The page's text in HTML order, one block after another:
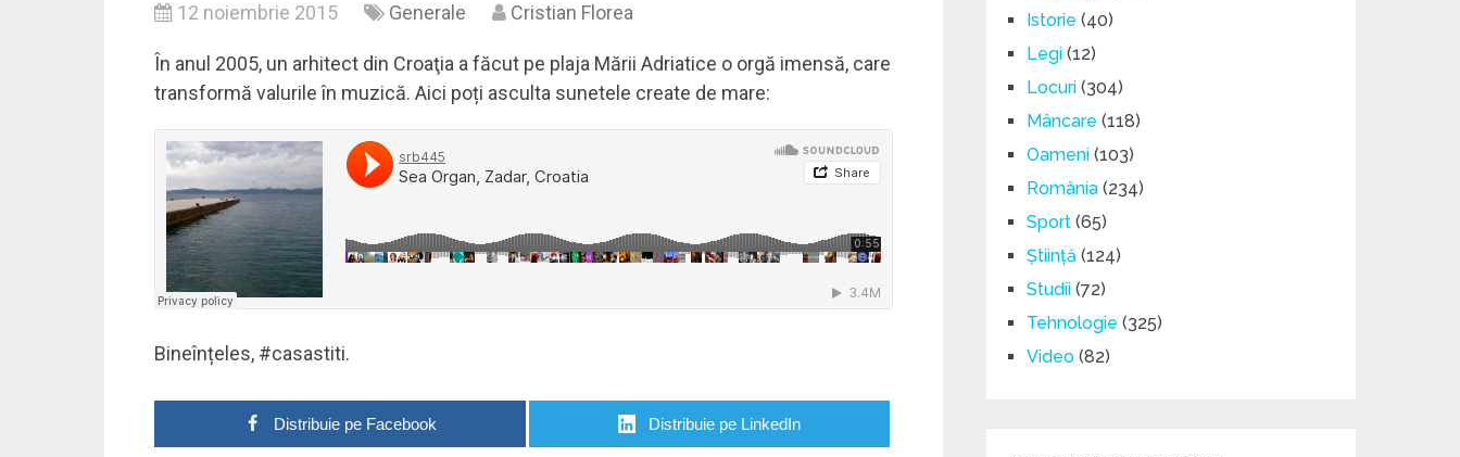
12 noiembrie 2015 Generale Cristian Florea
În anul 2005, un arhitect din Croaţia a făcut pe plaja Mării Adriatice o orgă imensă, care
transformă valurile în muzică. Aici poți asculta sunetele create de mare:
Bineînțeles, #casastiti.
Distribuie pe Facebook Distribuie pe LinkedIn
Istorie (40)
Legi (12)
Locuri (304)
Mâncare (118)
Oameni (103)
România (234)
Sport (65)
Știință (124)
Studii (72)
Tehnologie (325)
Video (82)